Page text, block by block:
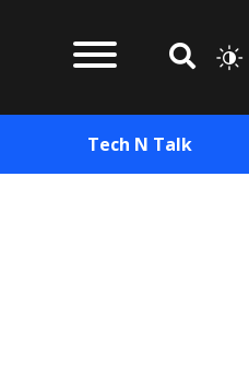
Tech N Talk